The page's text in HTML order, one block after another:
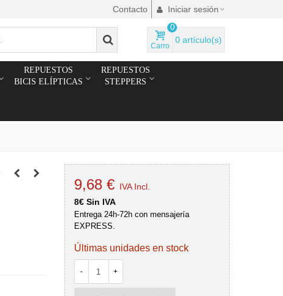
Contacto Iniciar sesión
Carro
0
0 artículo(s)
REPUESTOS
BICIS ELÍPTICAS
REPUESTOS
STEPPERS
9,68 € IVA Incl.
8€ Sin IVA
Entrega 24h-72h con mensajería
EXPRESS.
Últimas unidades en stock
- +